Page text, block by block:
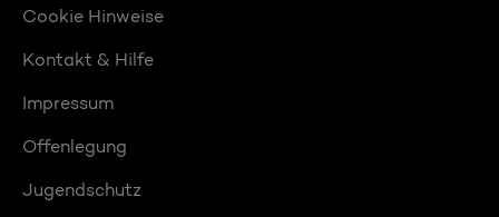
Cookie Hinweise
Kontakt & Hilfe
Impressum
Offenlegung
Jugendschutz